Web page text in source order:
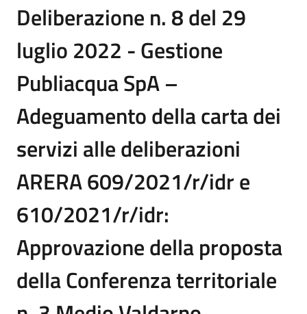
Deliberazione n. 8 del 29
luglio 2022 - Gestione
Publiacqua SpA –
Adeguamento della carta dei
servizi alle deliberazioni
ARERA 609/2021/r/idr e
610/2021/r/idr:
Approvazione della proposta
della Conferenza territoriale